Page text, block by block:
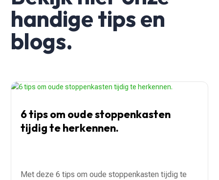
handige tips en
blogs.
6 tips om oude stoppenkasten
tijdig te herkennen.
Met deze 6 tips om oude stoppenkasten tijdig te